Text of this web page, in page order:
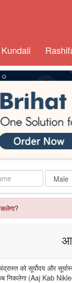
Kundali
को सूर्योदय और
निकलेगा (Aaj Kab